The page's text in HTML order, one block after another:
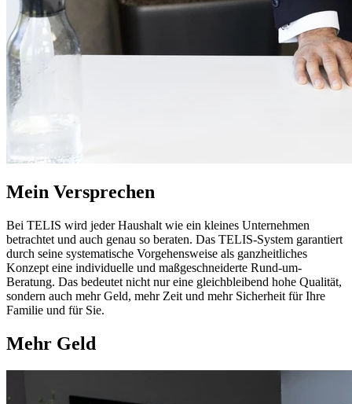
Mein Versprechen
Bei TELIS wird jeder Haushalt wie ein kleines Unternehmen
betrachtet und auch genau so beraten. Das TELIS-System garantiert
durch seine systematische Vorgehensweise als ganzheitliches
Konzept eine individuelle und maßgeschneiderte Rund-um-
Beratung. Das bedeutet nicht nur eine gleichbleibend hohe Qualität,
sondern auch mehr Geld, mehr Zeit und mehr Sicherheit für Ihre
Familie und für Sie.
Mehr Geld